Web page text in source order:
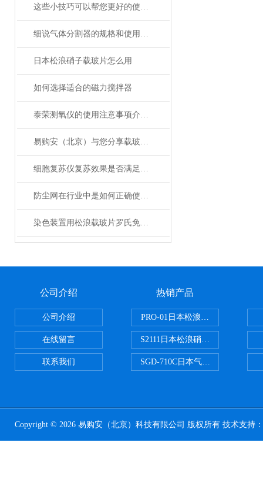
这些小技巧可以帮您更好的使用定温干燥箱
细说气体分割器的规格和使用特长
日本松浪硝子载玻片怎么用
如何选择适合的磁力搅拌器
泰荣测氧仪的使用注意事项介绍及操作规程
易购安（北京）与您分享载玻片的使用方法
细胞复苏仪复苏效果是否满足您的实际要求？
防尘网在行业中是如何正确使用的？
染色装置用松浪载玻片罗氏免疫组化染色仪防脱载玻片
公司介绍
公司介绍
在线留言
联系我们
热销产品
PRO-01日本松浪硝子玻璃制品载
S2111日本松浪硝子载玻片
SGD-710C日本气体分割器
Copyright © 2026 易购安（北京）科技有限公司 版权所有 技术支持：